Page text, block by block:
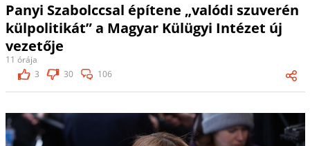
Panyi Szabolccsal építene „valódi szuverén
külpolitikát” a Magyar Külügyi Intézet új
vezetője
11 órája
3
30 106